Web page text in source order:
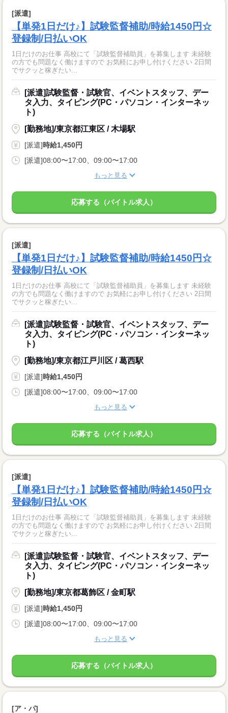
[派遣]
【単発1日だけ♪】試験監督補助/時給1450円☆
登録制/日払いOK
1日だけのお仕事 高校にて「試験監督補助員」を募集します 未経験
の方でも問題なく働けますので お気軽にお申し付けください 2日間
でサクッと稼ぎたい...
[派遣]試験監督・試験官、イベントスタッフ、デー
タ入力、タイピング(PC・パソコン・インターネッ
ト)
[勤務地]/東京都江東区 / 木場駅
[派遣]時給1,450円
[派遣]08:00〜17:00、09:00〜17:00
もっと見る
応募する（バイトル求人）
[派遣]
【単発1日だけ♪】試験監督補助/時給1450円☆
登録制/日払いOK
1日だけのお仕事 高校にて「試験監督補助員」を募集します 未経験
の方でも問題なく働けますので お気軽にお申し付けください 2日間
でサクッと稼ぎたい...
[派遣]試験監督・試験官、イベントスタッフ、デー
タ入力、タイピング(PC・パソコン・インターネッ
ト)
[勤務地]/東京都江戸川区 / 葛西駅
[派遣]時給1,450円
[派遣]08:00〜17:00、09:00〜17:00
もっと見る
応募する（バイトル求人）
[派遣]
【単発1日だけ♪】試験監督補助/時給1450円☆
登録制/日払いOK
1日だけのお仕事 高校にて「試験監督補助員」を募集します 未経験
の方でも問題なく働けますので お気軽にお申し付けください 2日間
でサクッと稼ぎたい...
[派遣]試験監督・試験官、イベントスタッフ、デー
タ入力、タイピング(PC・パソコン・インターネッ
ト)
[勤務地]/東京都葛飾区 / 金町駅
[派遣]時給1,450円
[派遣]08:00〜17:00、09:00〜17:00
もっと見る
応募する（バイトル求人）
[ア・パ]